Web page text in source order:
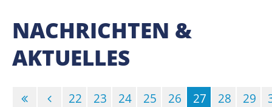
NACHRICHTEN &
AKTUELLES
22 23 24 25 26
27
28 29